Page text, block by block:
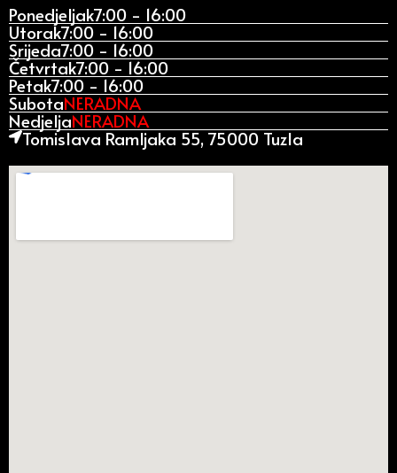
Ponedjeljak7:00 - 16:00
Utorak7:00 - 16:00
Srijeda7:00 - 16:00
Četvrtak7:00 - 16:00
Petak7:00 - 16:00
SubotaNERADNA
NedjeljaNERADNA
Tomislava Ramljaka 55, 75000 Tuzla